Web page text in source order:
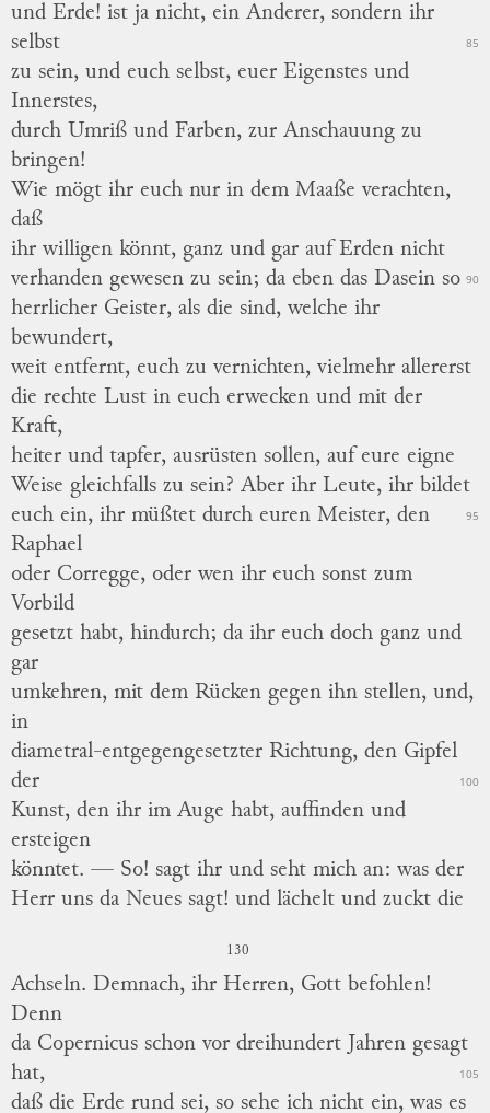
und Erde! ist ja nicht, ein Anderer, sondern ihr
selbst
85
zu sein, und euch selbst, euer Eigenstes und
Innerstes,
durch Umriß und Farben, zur Anschauung zu
bringen!
Wie mögt ihr euch nur in dem Maaße verachten,
daß
ihr willigen könnt, ganz und gar auf Erden nicht
verhanden gewesen zu sein; da eben das Dasein so 90
herrlicher Geister, als die sind, welche ihr
bewundert,
weit entfernt, euch zu vernichten, vielmehr allererst
die rechte Lust in euch erwecken und mit der
Kraft,
heiter und tapfer, ausrüsten sollen, auf eure eigne
Weise gleichfalls zu sein? Aber ihr Leute, ihr bildet
95
euch ein, ihr müßtet durch euren Meister, den
Raphael
oder Corregge, oder wen ihr euch sonst zum
Vorbild
gesetzt habt, hindurch; da ihr euch doch ganz und
gar
umkehren, mit dem Rücken gegen ihn stellen, und,
in
diametral-entgegengesetzter Richtung, den Gipfel
der
100
Kunst, den ihr im Auge habt, auffinden und
ersteigen
könntet. — So! sagt ihr und seht mich an: was der
Herr uns da Neues sagt! und lächelt und zuckt die
130
Achseln. Demnach, ihr Herren, Gott befohlen!
Denn
da Copernicus schon vor dreihundert Jahren gesagt
hat,
105
daß die Erde rund sei, so sehe ich nicht ein, was es